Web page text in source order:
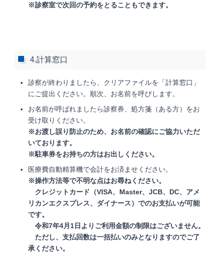
※診察室で次回の予約をとることもできます。
4.計算窓口
診察が終わりましたら、クリアファイルを「計算窓口」
にご提出ください。順次、お名前を呼びします。
お名前が呼ばれましたら診察券、処方箋（ある方）をお
受け取りください。
※お渡し誤り防止のため、お名前の確認にご協力いただ
いております。
※駐車券をお持ちの方はお出しください。
医療費自動精算機で会計をお済ませください。
※操作方法等で不明な点はお尋ねください。
クレジットカード（VISA、Master、JCB、DC、アメ
リカンエクスプレス、ダイナース）でのお支払いが可能
です。
令和7年4月1日よりご利用金額の制限はございません。
ただし、支払回数は一括払いのみとなりますのでご了
承ください。